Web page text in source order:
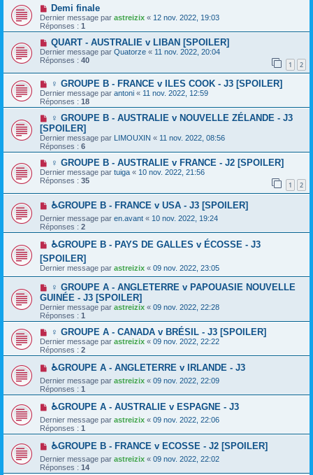
Demi finale
Dernier message par astreizix « 12 nov. 2022, 19:03
Réponses : 1
QUART - AUSTRALIE v LIBAN [SPOILER]
Dernier message par Quatorze « 11 nov. 2022, 20:04
Réponses : 40 1 2
♀️ GROUPE B - FRANCE v ILES COOK - J3 [SPOILER]
Dernier message par antoni « 11 nov. 2022, 12:59
Réponses : 18
♀️ GROUPE B - AUSTRALIE v NOUVELLE ZÉLANDE - J3
[SPOILER]
Dernier message par LIMOUXIN « 11 nov. 2022, 08:56
Réponses : 6
♀️ GROUPE B - AUSTRALIE v FRANCE - J2 [SPOILER]
Dernier message par tuiga « 10 nov. 2022, 21:56
Réponses : 35 1 2
♿GROUPE B - FRANCE v USA - J3 [SPOILER]
Dernier message par en.avant « 10 nov. 2022, 19:24
Réponses : 2
♿GROUPE B - PAYS DE GALLES v ÉCOSSE - J3
[SPOILER]
Dernier message par astreizix « 09 nov. 2022, 23:05
♀️ GROUPE A - ANGLETERRE v PAPOUASIE NOUVELLE
GUINÉE - J3 [SPOILER]
Dernier message par astreizix « 09 nov. 2022, 22:28
Réponses : 1
♀️ GROUPE A - CANADA v BRÉSIL - J3 [SPOILER]
Dernier message par astreizix « 09 nov. 2022, 22:22
Réponses : 2
♿GROUPE A - ANGLETERRE v IRLANDE - J3
Dernier message par astreizix « 09 nov. 2022, 22:09
Réponses : 1
♿GROUPE A - AUSTRALIE v ESPAGNE - J3
Dernier message par astreizix « 09 nov. 2022, 22:06
Réponses : 1
♿GROUPE B - FRANCE v ECOSSE - J2 [SPOILER]
Dernier message par astreizix « 09 nov. 2022, 22:02
Réponses : 14